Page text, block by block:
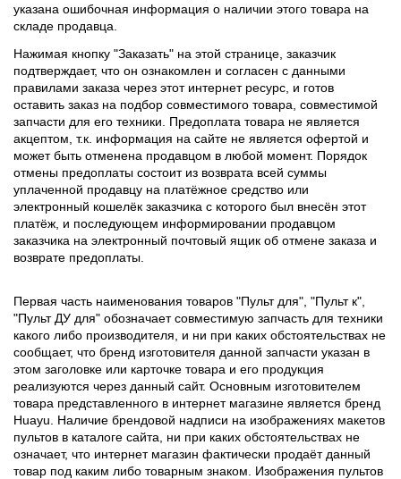
указана ошибочная информация о наличии этого товара на
складе продавца.
Нажимая кнопку "Заказать" на этой странице, заказчик
подтверждает, что он ознакомлен и согласен с данными
правилами заказа через этот интернет ресурс, и готов
оставить заказ на подбор совместимого товара, совместимой
запчасти для его техники. Предоплата товара не является
акцептом, т.к. информация на сайте не является офертой и
может быть отменена продавцом в любой момент. Порядок
отмены предоплаты состоит из возврата всей суммы
уплаченной продавцу на платёжное средство или
электронный кошелёк заказчика с которого был внесён этот
платёж, и последующем информировании продавцом
заказчика на электронный почтовый ящик об отмене заказа и
возврате предоплаты.
Первая часть наименования товаров "Пульт для", "Пульт к",
"Пульт ДУ для" обозначает совместимую запчасть для техники
какого либо производителя, и ни при каких обстоятельствах не
сообщает, что бренд изготовителя данной запчасти указан в
этом заголовке или карточке товара и его продукция
реализуются через данный сайт. Основным изготовителем
товара представленного в интернет магазине является бренд
Huayu. Наличие брендовой надписи на изображениях макетов
пультов в каталоге сайта, ни при каких обстоятельствах не
означает, что интернет магазин фактически продаёт данный
товар под каким либо товарным знаком. Изображения пультов